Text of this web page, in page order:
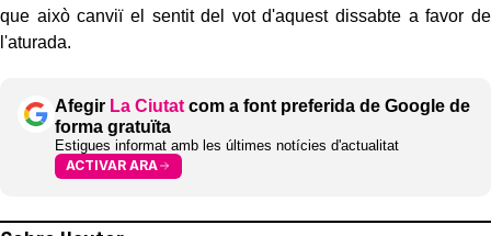
que això canviï el sentit del vot d'aquest dissabte a favor de
l'aturada.
Afegir La Ciutat com a font preferida de Google de
forma gratuïta
Estigues informat amb les últimes notícies d'actualitat
ACTIVAR ARA